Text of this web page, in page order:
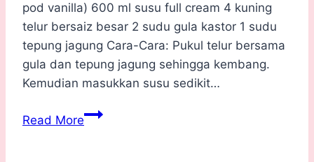
pod vanilla) 600 ml susu full cream 4 kuning
telur bersaiz besar 2 sudu gula kastor 1 sudu
tepung jagung Cara-Cara: Pukul telur bersama
gula dan tepung jagung sehingga kembang.
Kemudian masukkan susu sedikit…
Read MoreResepi